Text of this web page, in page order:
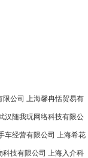
限公司 上海馨冉恬贸易有
汉随我玩网络科技有限公
车经营有限公司 上海希花
科技有限公司 上海入介科